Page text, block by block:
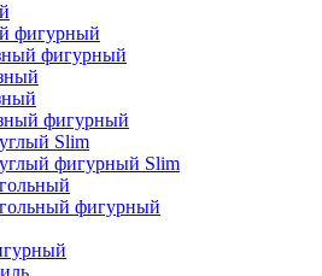
фигурный
фигурный
фигурный
Slim
фигурный Slim
фигурный